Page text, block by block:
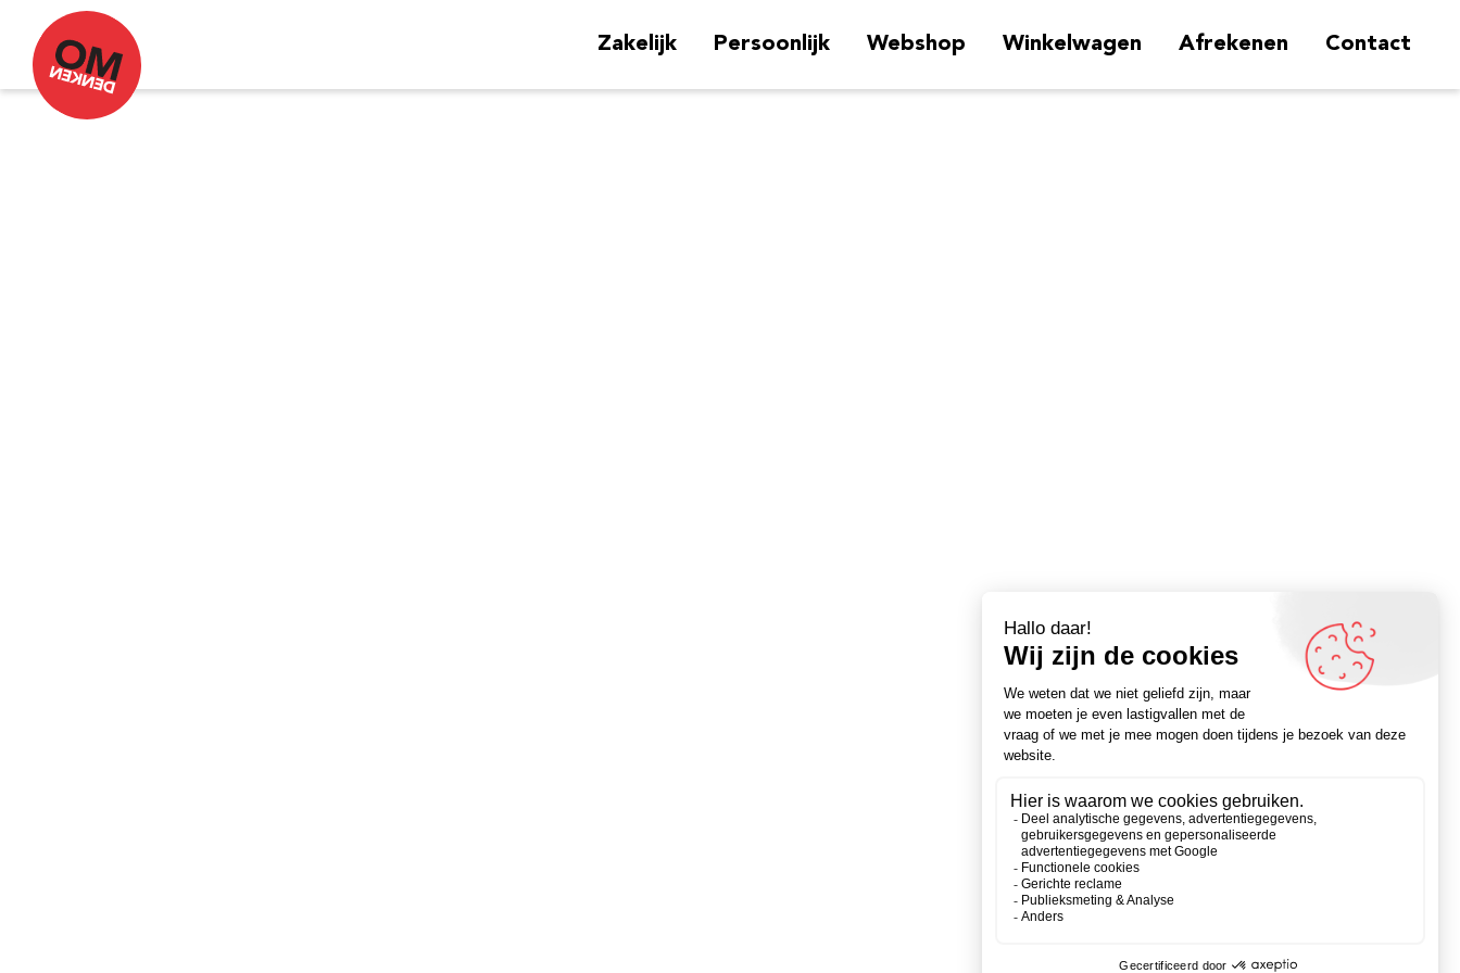
Zakelijk Persoonlijk Webshop Winkelwagen Afrekenen Contact